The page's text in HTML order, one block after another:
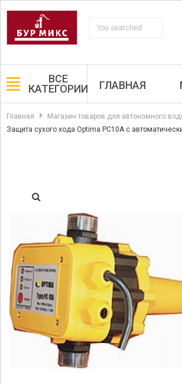
ВСЕ
КАТЕГОРИИ
ГЛАВНАЯ
Главная Магазин товаров для автономного
Защита сухого хода Optima PC10A c